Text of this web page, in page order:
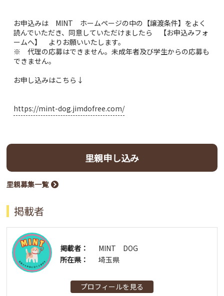
お申込みは MINT ホームページの中の【譲渡条件】をよく
読んでいただき、同意していただけましたら 【お申込みフォ
ームへ】 よりお願いいたします。
※ 代理の応募はできません。未成年者及び学生からの応募も
できません。
お申し込みはこちら↓
https://mint-dog.jimdofree.com/
里親申し込み
里親募集一覧
掲載者
掲載者：
MINT DOG
所在県：
埼玉県
プロフィールを見る